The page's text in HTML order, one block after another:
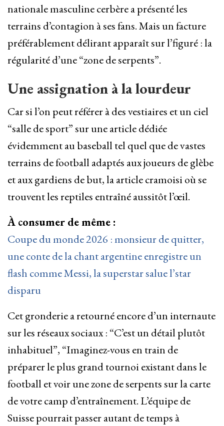
nationale masculine cerbère a présenté les
terrains d’contagion à ses fans. Mais un facture
préférablement délirant apparaît sur l’figuré : la
régularité d’une “zone de serpents”.
Une assignation à la lourdeur
Car si l’on peut référer à des vestiaires et un ciel
“salle de sport” sur une article dédiée
évidemment au baseball tel quel que de vastes
terrains de football adaptés aux joueurs de glèbe
et aux gardiens de but, la article cramoisi où se
trouvent les reptiles entraîné aussitôt l’œil.
À consumer de même :
Coupe du monde 2026 : monsieur de quitter,
une conte de la chant argentine enregistre un
flash comme Messi, la superstar salue l’star
disparu
Cet gronderie a retourné encore d’un internaute
sur les réseaux sociaux : “C’est un détail plutôt
inhabituel”, “Imaginez-vous en train de
préparer le plus grand tournoi existant dans le
football et voir une zone de serpents sur la carte
de votre camp d’entraînement. L’équipe de
Suisse pourrait passer autant de temps à